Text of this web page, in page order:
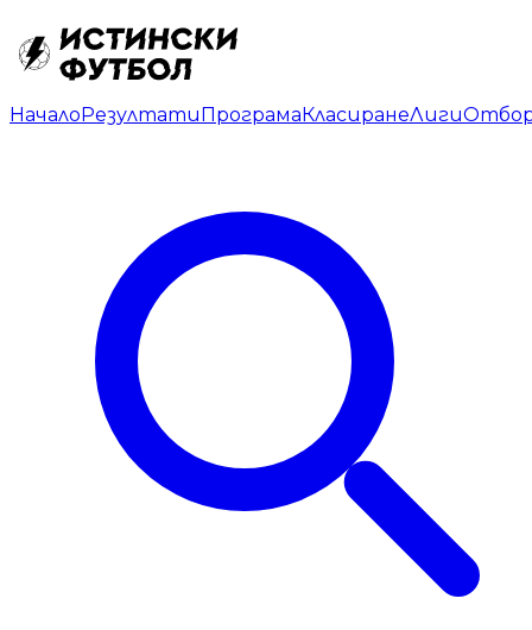
НачалоРезултатиПрограмаКласиранеЛиги